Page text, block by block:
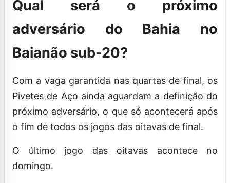
Qual será o próximo
adversário do Bahia no
Baianão sub-20?
Com a vaga garantida nas quartas de final, os
Pivetes de Aço ainda aguardam a definição do
próximo adversário, o que só acontecerá após
o fim de todos os jogos das oitavas de final.
O último jogo das oitavas acontece no
domingo.